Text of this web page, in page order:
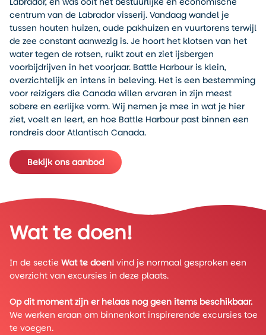
centrum van de Labrador visserij. Vandaag wandel je
tussen houten huizen, oude pakhuizen en vuurtorens terwijl
de zee constant aanwezig is. Je hoort het klotsen van het
water tegen de rotsen, ruikt zout en ziet ijsbergen
voorbijdrijven in het voorjaar. Battle Harbour is klein,
overzichtelijk en intens in beleving. Het is een bestemming
voor reizigers die Canada willen ervaren in zijn meest
sobere en eerlijke vorm. Wij nemen je mee in wat je hier
ziet, voelt en leert, en hoe Battle Harbour past binnen een
rondreis door Atlantisch Canada.
Bekijk ons aanbod
Wat te doen!
In de sectie Wat te doen! vind je normaal gesproken een
overzicht van excursies in deze plaats.
Op dit moment zijn er helaas nog geen items beschikbaar.
We werken eraan om binnenkort inspirerende excursies toe
te voegen.